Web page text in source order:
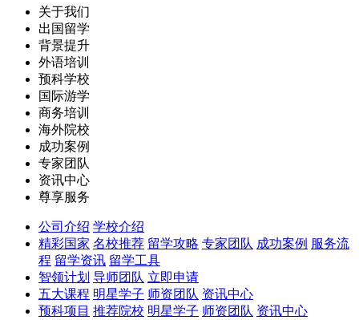
关于我们
出国留学
背景提升
外语培训
预科学校
国际游学
商务培训
海外院校
成功案例
专家团队
资讯中心
尊享服务
公司介绍 学校介绍
精彩国家 名校推荐 留学攻略 专家团队 成功案例 服务流
程 留学资讯 留学工具
智领计划 导师团队 立即申请
五大课程 明星学子 师资团队 资讯中心
预科项目 推荐院校 明星学子 师资团队 资讯中心